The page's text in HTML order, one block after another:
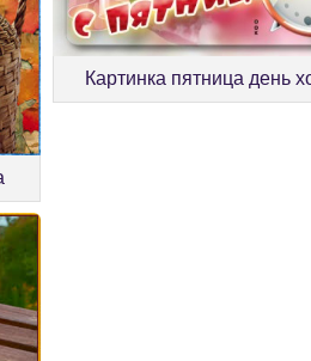
Картинка пятница день